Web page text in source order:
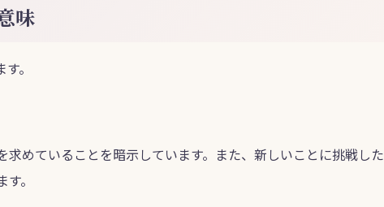
味
。
めていることを暗示しています。また、新しいことに挑戦した
。